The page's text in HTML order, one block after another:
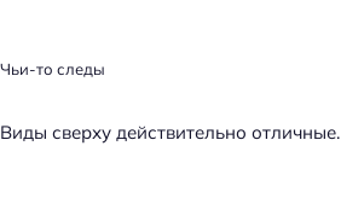
Чьи-то следы
Виды сверху действительно отличные.